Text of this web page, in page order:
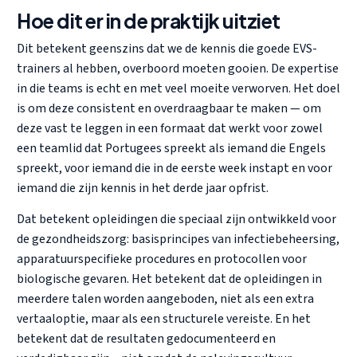
Hoe dit er in de praktijk uitziet
Dit betekent geenszins dat we de kennis die goede EVS-
trainers al hebben, overboord moeten gooien. De expertise
in die teams is echt en met veel moeite verworven. Het doel
is om deze consistent en overdraagbaar te maken — om
deze vast te leggen in een formaat dat werkt voor zowel
een teamlid dat Portugees spreekt als iemand die Engels
spreekt, voor iemand die in de eerste week instapt en voor
iemand die zijn kennis in het derde jaar opfrist.
Dat betekent opleidingen die speciaal zijn ontwikkeld voor
de gezondheidszorg: basisprincipes van infectiebeheersing,
apparatuurspecifieke procedures en protocollen voor
biologische gevaren. Het betekent dat de opleidingen in
meerdere talen worden aangeboden, niet als een extra
vertaaloptie, maar als een structurele vereiste. En het
betekent dat de resultaten gedocumenteerd en